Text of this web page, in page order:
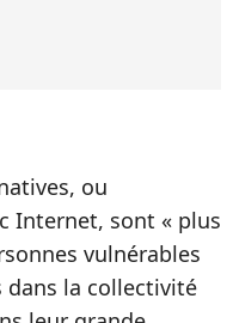
ou
Internet, sont « plus
vulnérables
dans la collectivité